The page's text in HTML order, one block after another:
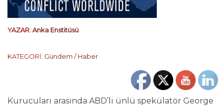
YAZAR:Anka Enstitüsü
KATEGORİ: Gündem / Haber
Kurucuları arasında ABD’li ünlü spekülatör George